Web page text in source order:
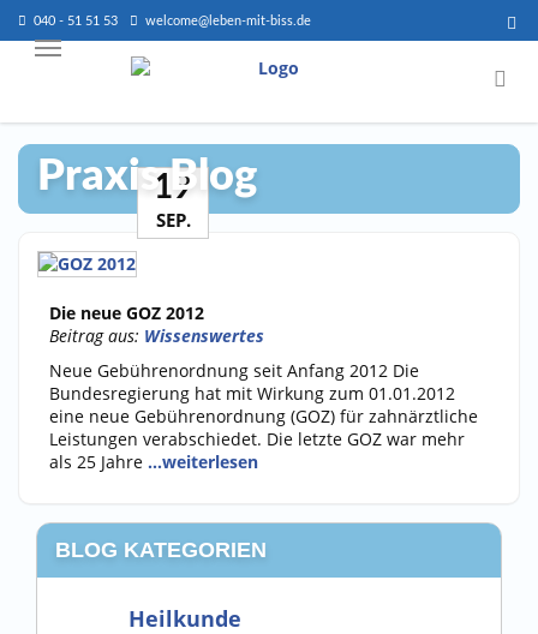
040 - 51 51 53 welcome@leben-mit-biss.de
Praxis Blog
19
SEP.
Die neue GOZ 2012
Beitrag aus: Wissenswertes
Neue Gebührenordnung seit Anfang 2012 Die
Bundesregierung hat mit Wirkung zum 01.01.2012
eine neue Gebührenordnung (GOZ) für zahnärztliche
Leistungen verabschiedet. Die letzte GOZ war mehr
als 25 Jahre …weiterlesen
BLOG KATEGORIEN
Heilkunde